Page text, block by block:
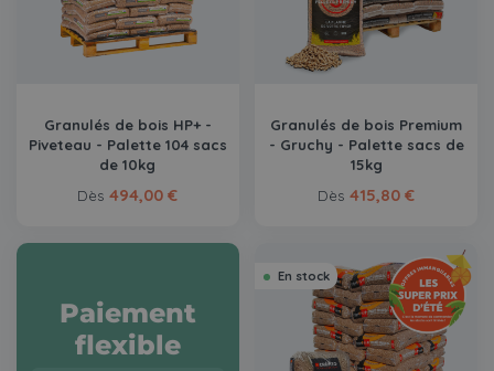
Granulés de bois HP+ -
Piveteau - Palette 104 sacs
de 10kg
Dès 494,00 €
Granulés de bois Premium
- Gruchy - Palette sacs de
15kg
Dès 415,80 €
Paiement
flexible
En stock